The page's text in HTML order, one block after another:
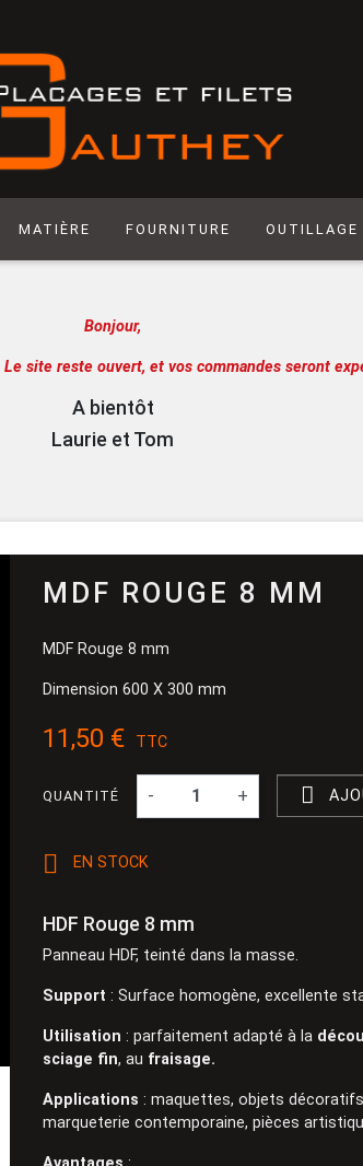
MATIÈRE
Laser
FOURNITURE
Colle
Produit de Finition
Panneau support
Papier
OUTILLAGE
Racloir
Bonjour,
Le site reste ouvert, et vos commandes seront
A bientôt
Laurie et Tom
MDF ROUGE 8 MM
MDF Rouge 8 mm
Dimension 600 X 300 mm
11,50 € TTC
QUANTITÉ - + 
 EN STOCK
HDF Rouge 8 mm
Panneau HDF, teinté dans la masse.
Support : Surface homogène, excellente
Utilisation : parfaitement adapté à la
sciage fin, au fraisage.
Applications : maquettes, objets
marqueterie contemporaine, pièces